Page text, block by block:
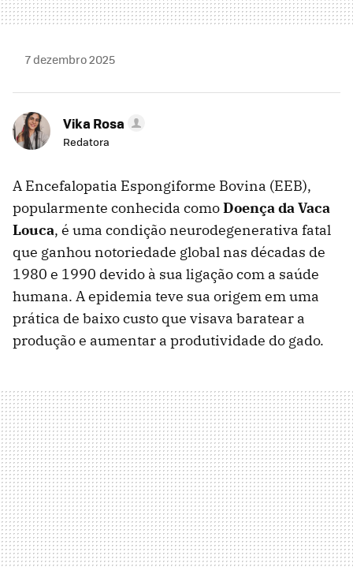
7 dezembro 2025
Vika Rosa
Redatora
A Encefalopatia Espongiforme Bovina (EEB),
popularmente conhecida comoDoença da Vaca
Louca, é uma condição neurodegenerativa fatal
que ganhou notoriedade global nas décadas de
1980 e 1990 devido à sua ligação com a saúde
humana. A epidemia teve sua origem em uma
prática de baixo custo que visava baratear a
produção e aumentar a produtividade do gado.